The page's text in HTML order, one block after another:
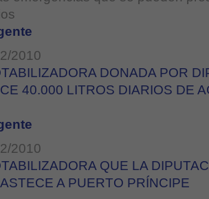
2010
DONADA POR
40.000 LITROS DIARIOS DE
2010
QUE LA
A PUERTO PRÍNCIPE